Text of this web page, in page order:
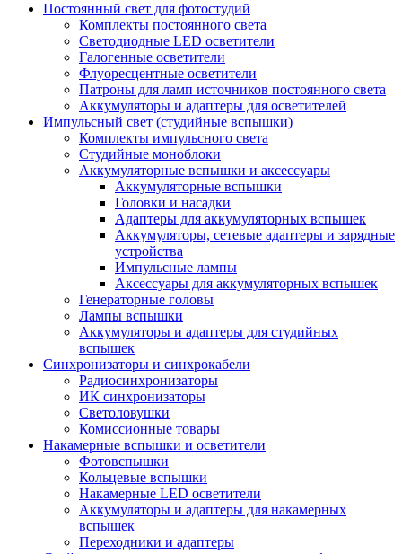
Постоянный свет для фотостудий
Комплекты постоянного света
Светодиодные LED осветители
Галогенные осветители
Флуоресцентные осветители
Патроны для ламп источников постоянного света
Аккумуляторы и адаптеры для осветителей
Импульсный свет (студийные вспышки)
Комплекты импульсного света
Студийные моноблоки
Аккумуляторные вспышки и аксессуары
Аккумуляторные вспышки
Головки и насадки
Адаптеры для аккумуляторных вспышек
Аккумуляторы, сетевые адаптеры и зарядные
устройства
Импульсные лампы
Аксессуары для аккумуляторных вспышек
Генераторные головы
Лампы вспышки
Аккумуляторы и адаптеры для студийных
вспышек
Синхронизаторы и синхрокабели
Радиосинхронизаторы
ИК синхронизаторы
Светоловушки
Комиссионные товары
Накамерные вспышки и осветители
Фотовспышки
Кольцевые вспышки
Накамерные LED осветители
Аккумуляторы и адаптеры для накамерных
вспышек
Переходники и адаптеры